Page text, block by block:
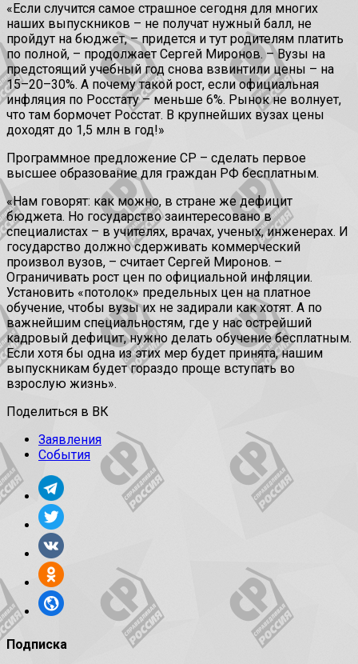
«Если случится самое страшное сегодня для многих
наших выпускников – не получат нужный балл, не
пройдут на бюджет, – придется и тут родителям платить
по полной, – продолжает Сергей Миронов. – Вузы на
предстоящий учебный год снова взвинтили цены – на
15–20–30%. А почему такой рост, если официальная
инфляция по Росстату – меньше 6%. Рынок не волнует,
что там бормочет Росстат. В крупнейших вузах цены
доходят до 1,5 млн в год!»
Программное предложение СР – сделать первое
высшее образование для граждан РФ бесплатным.
«Нам говорят: как можно, в стране же дефицит
бюджета. Но государство заинтересовано в
специалистах – в учителях, врачах, ученых, инженерах. И
государство должно сдерживать коммерческий
произвол вузов, – считает Сергей Миронов. –
Ограничивать рост цен по официальной инфляции.
Установить «потолок» предельных цен на платное
обучение, чтобы вузы их не задирали как хотят. А по
важнейшим специальностям, где у нас острейший
кадровый дефицит, нужно делать обучение бесплатным.
Если хотя бы одна из этих мер будет принята, нашим
выпускникам будет гораздо проще вступать во
взрослую жизнь».
Поделиться в ВК
Заявления
События
Подписка